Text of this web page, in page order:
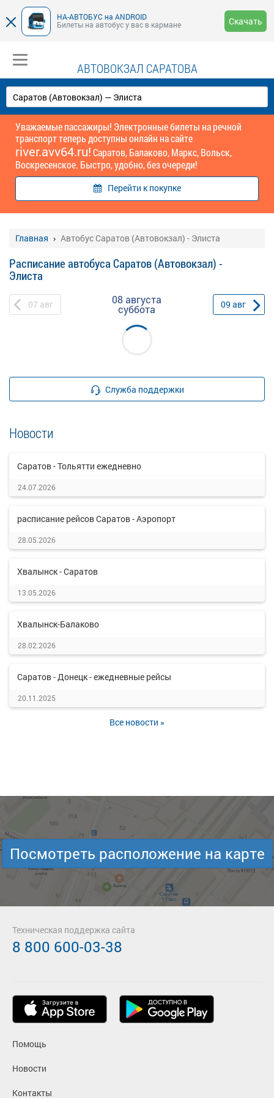
НА-АВТОБУС на ANDROID
Билеты на автобус у вас в кармане
Скачать
АВТОВОКЗАЛ САРАТОВА
Уважаемые пассажиры! Электронные билеты на речной
транспорт теперь доступны онлайн на сайте
river.avv64.ru!Саратов, Балаково, Маркс, Вольск,
Воскресенское. Быстро, удобно, без очереди!
Перейти к покупке
Главная Автобус Саратов (Автовокзал) - Элиста
Расписание автобуса Саратов (Автовокзал) -
Элиста
07 авг 08 августа
суббота 09 авг
Служба поддержки
Новости
Саратов - Тольятти ежедневно
24.07.2026
расписание рейсов Саратов - Аэропорт
28.05.2026
Хвалынск - Саратов
13.05.2026
Хвалынск-Балаково
28.02.2026
Саратов - Донецк - ежедневные рейсы
20.11.2025
Все новости »
Посмотреть расположение на карте
Помощь
Новости
Контакты
Техническая поддержка сайта
8 800 600-03-38